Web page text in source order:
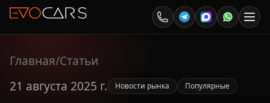
Главная/Статьи
21 августа 2025 г.
Новости рынка Популярные